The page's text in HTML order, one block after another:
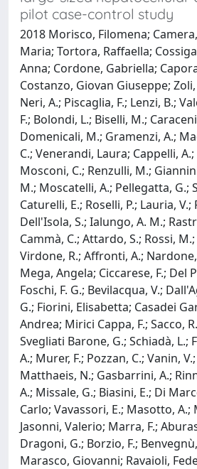
pilot case-control study
2018 Morisco, Filomena;
Maria; Tortora, Raffaella;
Anna; Cordone, Gabriella;
Costanzo, Giovan Giuseppe;
Neri, A.; Piscaglia, F.; Lenzi, B.;
F.; Bolondi, L.; Biselli, M.;
Domenicali, M.; Gramenzi, A.;
C.; Venerandi, Laura; Cappelli,
Mosconi, C.; Renzulli, M.;
M.; Moscatelli, A.; Pellegatta, G.;
Caturelli, E.; Roselli, P.; Lauria, V.;
Dell'Isola, S.; Ialungo, A. M.;
Cammà, C.; Attardo, S.; Rossi,
Virdone, R.; Affronti, A.; Nardone,
Mega, Angela; Ciccarese, F.; Del
Foschi, F. G.; Bevilacqua, V.;
G.; Fiorini, Elisabetta; Casadei
Andrea; Mirici Cappa, F.; Sacco,
Svegliati Barone, G.; Schiadà, L.;
A.; Murer, F.; Pozzan, C.; Vanin,
Matthaeis, N.; Gasbarrini, A.;
A.; Missale, G.; Biasini, E.; Di
Carlo; Vavassori, E.; Masotto, A.;
Jasonni, Valerio; Marra, F.;
Dragoni, G.; Borzio, F.;
Marasco, Giovanni; Ravaioli,